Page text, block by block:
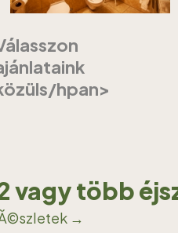
hpan>
vagy több
→